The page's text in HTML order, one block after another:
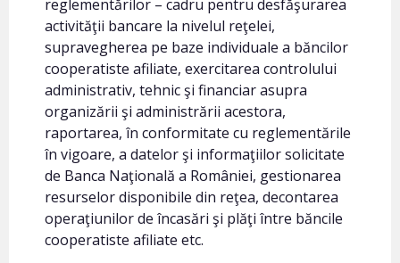
reglementărilor – cadru pentru desfăşurarea
activităţii bancare la nivelul reţelei,
supravegherea pe baze individuale a băncilor
cooperatiste afiliate, exercitarea controlului
administrativ, tehnic şi financiar asupra
organizării şi administrării acestora,
raportarea, în conformitate cu reglementările
în vigoare, a datelor şi informaţiilor solicitate
de Banca Naţională a României, gestionarea
resurselor disponibile din reţea, decontarea
operaţiunilor de încasări şi plăţi între băncile
cooperatiste afiliate etc.